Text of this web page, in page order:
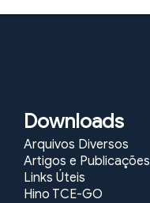
Downloads
Arquivos Diversos
Artigos e Publicações
Links Úteis
Hino TCE-GO